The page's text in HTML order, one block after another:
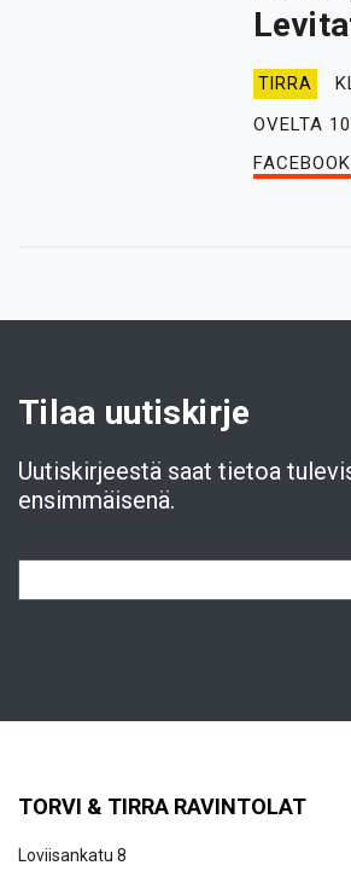
TIRRA
OVELTA
FACEBOOK
Tilaa uutiskirje
Uutiskirjeestä saat tietoa
ensimmäisenä.
TORVI & TIRRA RAVINTOLAT
Loviisankatu 8